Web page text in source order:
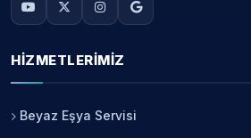
HIZMETLERIMIZ
Beyaz Eşya Servisi